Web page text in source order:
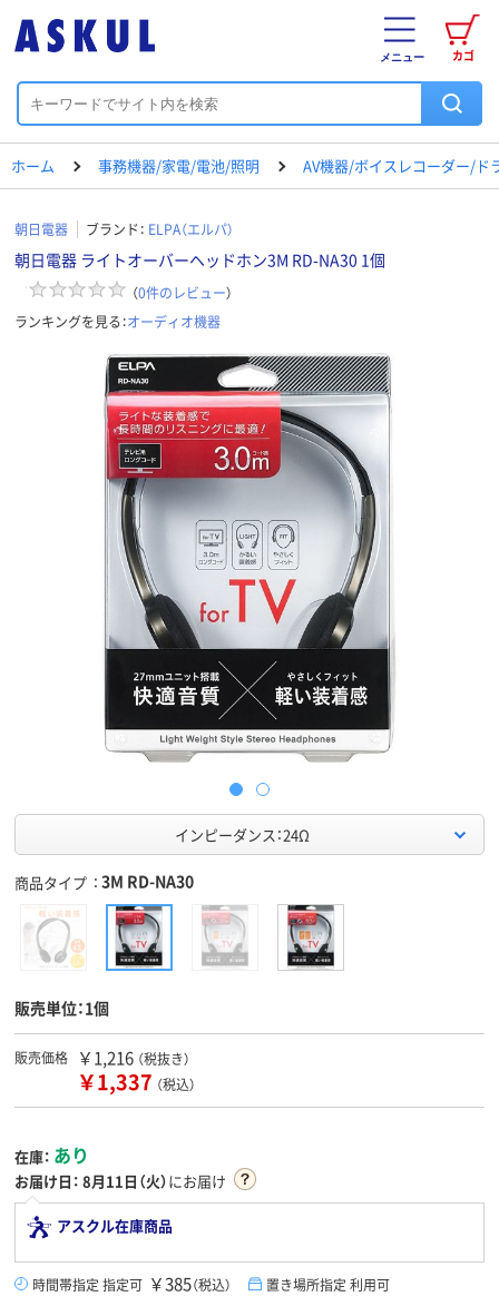
カゴ
メニュー
ホーム 事務機器/家電/電池/照明 AV機器/ボイスレコーダー/ド
朝日電器 ブランド： ELPA（エルパ）
朝日電器 ライトオーバーヘッドホン3M RD-NA30 1個
（0件のレビュー）
ランキングを見る：オーディオ機器
インピーダンス：24Ω
商品タイプ 3M RD-NA30
販売単位：1個
販売価格 ￥1,216 （税抜き）
￥1,337 （税込）
在庫： あり
お届け日： 8月11日（火）にお届け
アスクル在庫商品
時間帯指定 指定可 ￥385（税込） 置き場所指定 利用可